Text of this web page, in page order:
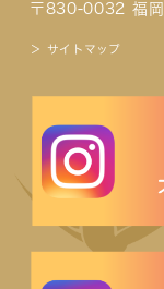
〒830-0032 福
＞ サイトマップ